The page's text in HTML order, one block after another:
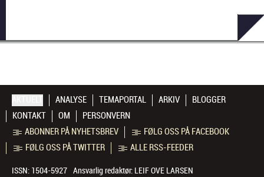
ANALYSE TEMAPORTAL ARKIV
BLOGGER
KONTAKT
OM
PERSONVERN
ABONNER PÅ NYHETSBREV
FØLG OSS PÅ FACEBOOK
FØLG OSS PÅ TWITTER
ALLE RSS-FEEDER
ISSN: 1504-5927 Ansvarlig redaktør: LEIF OVE LARSEN